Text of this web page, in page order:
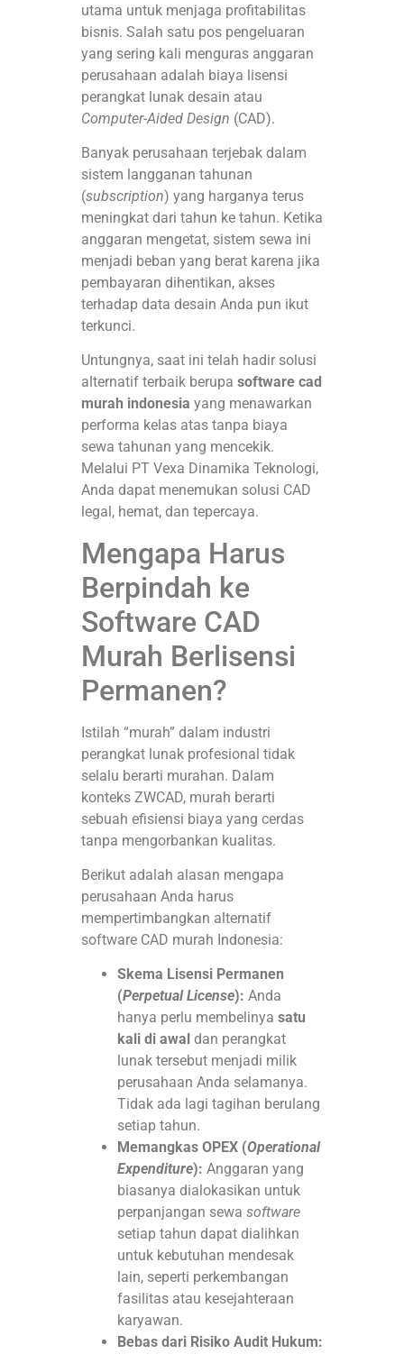
utama untuk menjaga profitabilitas
bisnis. Salah satu pos pengeluaran
yang sering kali menguras anggaran
perusahaan adalah biaya lisensi
perangkat lunak desain atau
Computer-Aided Design (CAD).
Banyak perusahaan terjebak dalam
sistem langganan tahunan
(subscription) yang harganya terus
meningkat dari tahun ke tahun. Ketika
anggaran mengetat, sistem sewa ini
menjadi beban yang berat karena jika
pembayaran dihentikan, akses
terhadap data desain Anda pun ikut
terkunci.
Untungnya, saat ini telah hadir solusi
alternatif terbaik berupa software cad
murah indonesia yang menawarkan
performa kelas atas tanpa biaya
sewa tahunan yang mencekik.
Melalui PT Vexa Dinamika Teknologi,
Anda dapat menemukan solusi CAD
legal, hemat, dan tepercaya.
Mengapa Harus
Berpindah ke
Software CAD
Murah Berlisensi
Permanen?
Istilah “murah” dalam industri
perangkat lunak profesional tidak
selalu berarti murahan. Dalam
konteks ZWCAD, murah berarti
sebuah efisiensi biaya yang cerdas
tanpa mengorbankan kualitas.
Berikut adalah alasan mengapa
perusahaan Anda harus
mempertimbangkan alternatif
software CAD murah Indonesia:
Skema Lisensi Permanen
(Perpetual License): Anda
hanya perlu membelinya satu
kali di awal dan perangkat
lunak tersebut menjadi milik
perusahaan Anda selamanya.
Tidak ada lagi tagihan berulang
setiap tahun.
Memangkas OPEX (Operational
Expenditure): Anggaran yang
biasanya dialokasikan untuk
perpanjangan sewa software
setiap tahun dapat dialihkan
untuk kebutuhan mendesak
lain, seperti perkembangan
fasilitas atau kesejahteraan
karyawan.
Bebas dari Risiko Audit Hukum: